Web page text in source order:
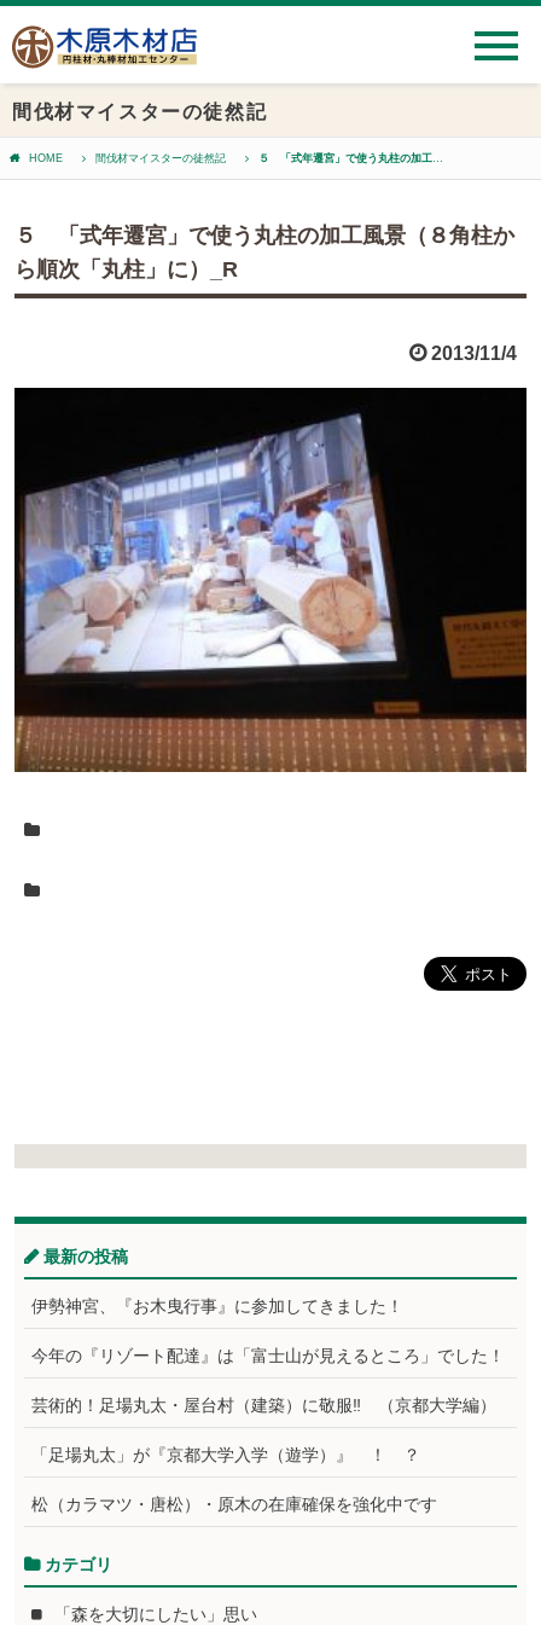
間伐材マイスターの徒然記
HOME 間伐材マイスターの徒然記 ５ 「式年遷宮」で使う丸柱の加工風景（８角柱から順次「丸柱」に）_R
５ 「式年遷宮」で使う丸柱の加工風景（８角柱か
ら順次「丸柱」に）_R
2013/11/4
最新の投稿
伊勢神宮、『お木曳行事』に参加してきました！
今年の『リゾート配達』は「富士山が見えるところ」でした！
芸術的！足場丸太・屋台村（建築）に敬服‼ （京都大学編）
「足場丸太」が『京都大学入学（遊学）』 ！ ？
松（カラマツ・唐松）・原木の在庫確保を強化中です
カテゴリ
「森を大切にしたい」思い